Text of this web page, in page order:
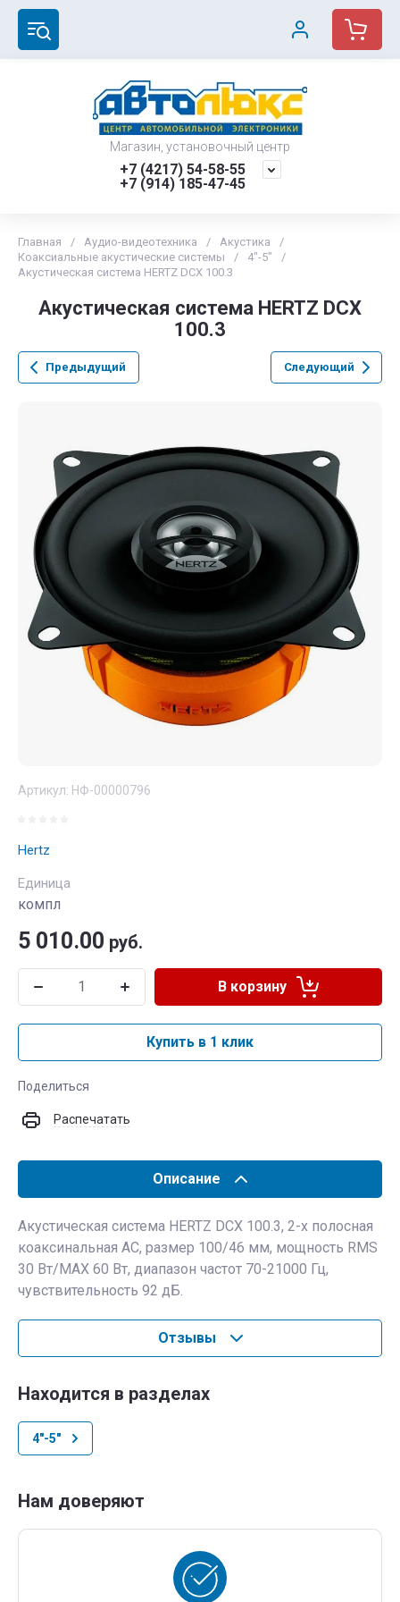
Магазин, установочный центр
+7 (4217) 54-58-55
+7 (914) 185-47-45
Главная / Аудио-видеотехника / Акустика
/
Коаксиальные акустические системы
/ 4"-5"
/
Акустическая система HERTZ DCX 100.3
Акустическая система HERTZ DCX
100.3
Предыдущий Следующий
Артикул: НФ-00000796
Hertz
Единица
компл
5 010.00 руб.
В корзину
Купить в 1 клик
Поделиться
Распечатать
Описание
Акустическая система HERTZ DCX 100.3, 2-х полосная
коаксинальная АС, размер 100/46 мм, мощность RMS
30 Вт/МАХ 60 Вт, диапазон частот 70-21000 Гц,
чувствительность 92 дБ.
Отзывы
Находится в разделах
4"-5"
Нам доверяют